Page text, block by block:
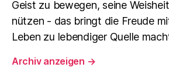
Geist zu bewegen, seine
nützen - das bringt die Freude
Leben zu lebendiger Quelle
Archiv anzeigen →